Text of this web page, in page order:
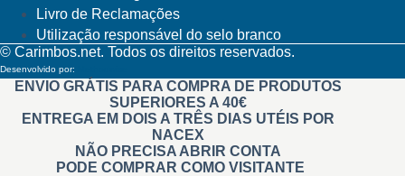
Livro de Reclamações
Utilização responsável do selo branco
© Carimbos.net. Todos os direitos reservados.
Desenvolvido por:
ENVIO GRÁTIS PARA COMPRA DE PRODUTOS
SUPERIORES A 40€
ENTREGA EM DOIS A TRÊS DIAS UTÉIS POR
NACEX
NÃO PRECISA ABRIR CONTA
PODE COMPRAR COMO VISITANTE